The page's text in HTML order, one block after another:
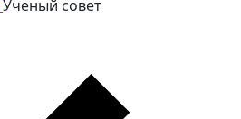
Ученый совет